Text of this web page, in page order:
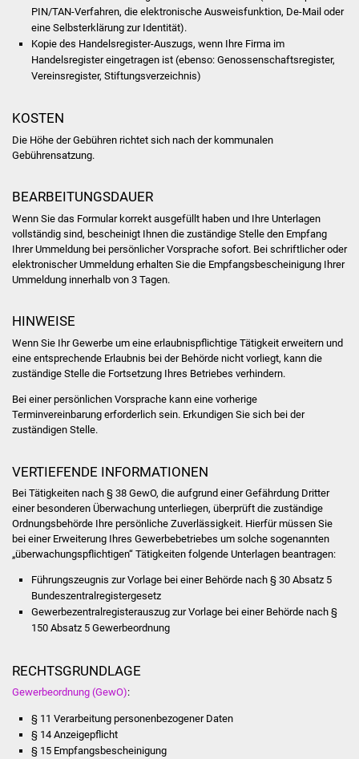
NETZMonitor
Gesundheit und Notfall
Ärzte und Apotheken
ÖPNV
Bürgerbus (MOBS)
Veranstaltungen
Stadtfest
Einrichtungen
Hallenbad
Stadtbücherei
PIN/TAN-Verfahren, die elektronische Ausweisfunktion, De-Mail oder
eine Selbsterklärung zur Identität).
Kopie des Handelsregister-Auszugs, wenn Ihre Firma im
Handelsregister eingetragen ist (ebenso: Genossenschaftsregister,
Vereinsregister, Stiftungsverzeichnis)
KOSTEN
Die Höhe der Gebühren richtet sich nach der kommunalen
Gebührensatzung.
BEARBEITUNGSDAUER
Wenn Sie das Formular korrekt ausgefüllt haben und Ihre Unterlagen
vollständig sind, bescheinigt Ihnen die zuständige Stelle den Empfang
Ihrer Ummeldung bei persönlicher Vorsprache sofort. Bei schriftlicher oder
elektronischer Ummeldung erhalten Sie die Empfangsbescheinigung Ihrer
Ummeldung innerhalb von 3 Tagen.
HINWEISE
Wenn Sie Ihr Gewerbe um eine erlaubnispflichtige Tätigkeit erweitern und
eine entsprechende Erlaubnis bei der Behörde nicht vorliegt, kann die
zuständige Stelle die Fortsetzung Ihres Betriebes verhindern.
Bei einer persönlichen Vorsprache kann eine vorherige
Terminvereinbarung erforderlich sein. Erkundigen Sie sich bei der
zuständigen Stelle.
VERTIEFENDE INFORMATIONEN
Bei Tätigkeiten nach § 38 GewO, die aufgrund einer Gefährdung Dritter
einer besonderen Überwachung unterliegen, überprüft die zuständige
Ordnungsbehörde Ihre persönliche Zuverlässigkeit. Hierfür müssen Sie
bei einer Erweiterung Ihres Gewerbebetriebes um solche sogenannten
„überwachungspflichtigen“ Tätigkeiten folgende Unterlagen beantragen:
Führungszeugnis zur Vorlage bei einer Behörde nach § 30 Absatz 5
Bundeszentralregistergesetz
Gewerbezentralregisterauszug zur Vorlage bei einer Behörde nach §
150 Absatz 5 Gewerbeordnung
RECHTSGRUNDLAGE
Gewerbeordnung (GewO):
§ 11 Verarbeitung personenbezogener Daten
§ 14 Anzeigepflicht
§ 15 Empfangsbescheinigung